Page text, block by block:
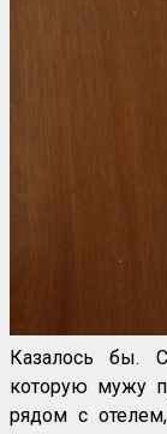
Казалось бы.
которую мужу
рядом с